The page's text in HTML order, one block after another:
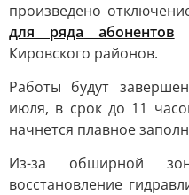
произведено
для ряда абонентов
Кировского районов.
Работы будут
июля, в срок до 11
начнется плавное
Из-за обширной
восстановление